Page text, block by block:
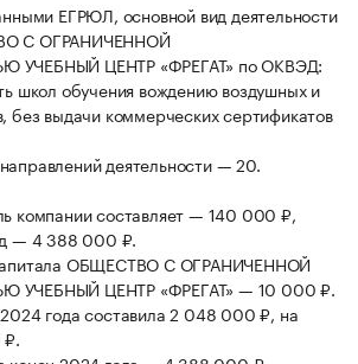
ЕГРЮЛ, основной вид деятельности
С ОГРАНИЧЕННОЙ
УЧЕБНЫЙ ЦЕНТР «ФРЕГАТ» по ОКВЭД:
школ обучения вождению воздушных и
без выдачи коммерческих сертификатов
деятельности — 20.
компании составляет — 140 000 ₽,
— 4 388 000 ₽.
ОБЩЕСТВО С ОГРАНИЧЕННОЙ
УЧЕБНЫЙ ЦЕНТР «ФРЕГАТ» — 10 000 ₽.
года составила 2 048 000 ₽, на